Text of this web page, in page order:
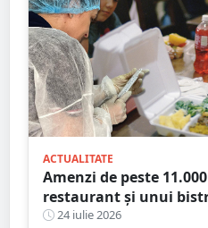
ACTUALITATE
Amenzi de peste
restaurant și unui
unde mâncați
24 iulie 2026